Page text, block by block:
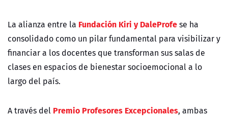
La alianza entre la Fundación Kiri y DaleProfese ha
consolidado como un pilar fundamental para visibilizar y
financiar a los docentes que transforman sus salas de
clases en espacios de bienestar socioemocional a lo
largo del país.
A través del Premio Profesores Excepcionales, ambas